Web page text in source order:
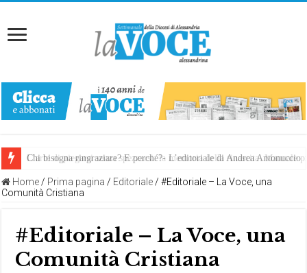
Chi bisogna ringraziare? E perché?- L’editoriale di Andrea Antonuccio
L’arte di piegarsi senza spezzarsi: la memoria della rinascita.
Home / Prima pagina / Editoriale / #Editoriale – La Voce, una
Comunità Cristiana
#Editoriale – La Voce, una
Comunità Cristiana